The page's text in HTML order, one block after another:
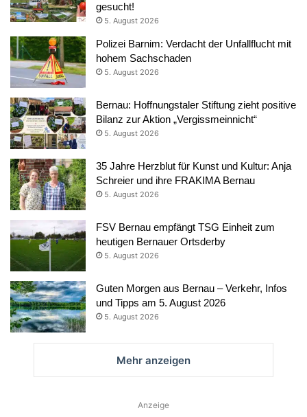
gesucht!
5. August 2026
Polizei Barnim: Verdacht der Unfallflucht mit
hohem Sachschaden
5. August 2026
Bernau: Hoffnungstaler Stiftung zieht positive
Bilanz zur Aktion „Vergissmeinnicht“
5. August 2026
35 Jahre Herzblut für Kunst und Kultur: Anja
Schreier und ihre FRAKIMA Bernau
5. August 2026
FSV Bernau empfängt TSG Einheit zum
heutigen Bernauer Ortsderby
5. August 2026
Guten Morgen aus Bernau – Verkehr, Infos
und Tipps am 5. August 2026
5. August 2026
Mehr anzeigen
Anzeige